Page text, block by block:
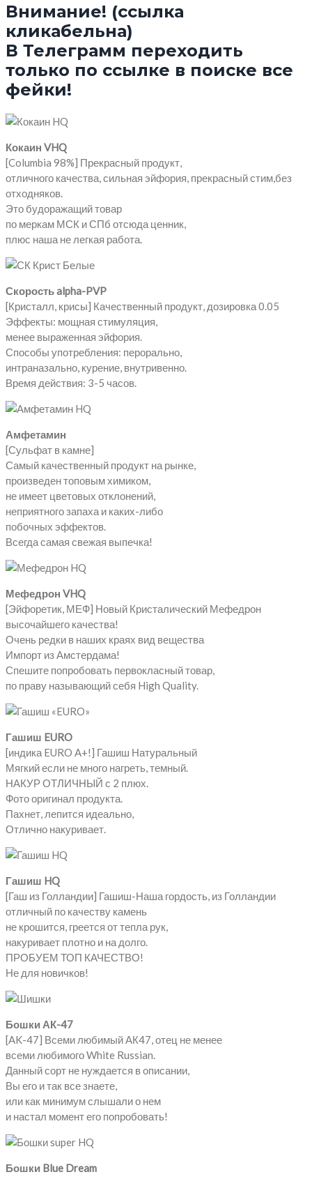
Внимание! (ссылка
кликабельна)
В Телеграмм переходить
только по ссылке в поиске все
фейки!
Кокаин VHQ
[Columbia 98%] Прекрасный продукт,
отличного качества, сильная эйфория, прекрасный стим,без
отходняков.
Это будоражащий товар
по меркам МСК и СПб отсюда ценник,
плюс наша не легкая работа.
Скорость alpha-PVP
[Кристалл, крисы] Качественный продукт, дозировка 0.05
Эффекты: мощная стимуляция,
менее выраженная эйфория.
Способы употребления: перорально,
интраназально, курение, внутривенно.
Время действия: 3-5 часов.
Амфетамин
[Сульфат в камне]
Самый качественный продукт на рынке,
произведен топовым химиком,
не имеет цветовых отклонений,
неприятного запаха и каких-либо
побочных эффектов.
Всегда самая свежая выпечка!
Мефедрон VHQ
[Эйфоретик, МЕФ] Новый Кристалический Мефедрон
высочайшего качества!
Очень редки в наших краях вид вещества
Импорт из Амстердама!
Спешите попробовать первокласный товар,
по праву называющий себя High Quality.
Гашиш EURO
[индика EURO A+!] Гашиш Натуральный
Мягкий если не много нагреть, темный.
НАКУР ОТЛИЧНЫЙ с 2 плюх.
Фото оригинал продукта.
Пахнет, лепится идеально,
Отлично накуривает.
Гашиш HQ
[Гаш из Голландии] Гашиш-Наша гордость, из Голландии
отличный по качеству камень
не крошится, греется от тепла рук,
накуривает плотно и на долго.
ПРОБУЕМ ТОП КАЧЕСТВО!
Не для новичков!
Бошки АК-47
[AK-47] Всеми любимый АК47, отец не менее
всеми любимого White Russian.
Данный сорт не нуждается в описании,
Вы его и так все знаете,
или как минимум слышали о нем
и настал момент его попробовать!
Бошки Blue Dream